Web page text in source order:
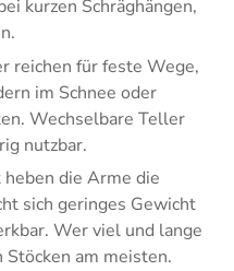
kurzen Schräghängen,
reichen für feste Wege,
im Schnee oder
Wechselbare Teller
nutzbar.
die Arme die
sich geringes Gewicht
Wer viel und lange
am meisten.